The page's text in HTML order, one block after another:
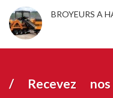
BROYEURS A
/ Recevez